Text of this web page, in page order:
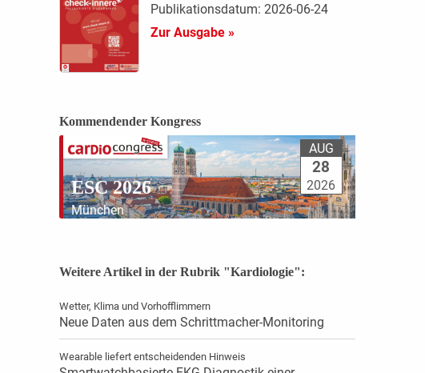
Publikationsdatum: 2026-06-24
Zur Ausgabe »
Kommendender Kongress
ESC 2026
München
AUG
28
2026
Weitere Artikel in der Rubrik "Kardiologie":
Wetter, Klima und Vorhofflimmern
Neue Daten aus dem Schrittmacher-Monitoring
Wearable liefert entscheidenden Hinweis